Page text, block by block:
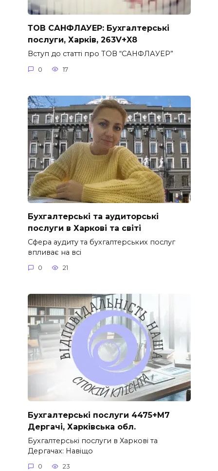
ТОВ САНФЛАУЕР: Бухгалтерські
послуги, Харків, 263V+X8
Вступ до статті про ТОВ “САНФЛАУЕР”
0 17
Бухгалтерські та аудиторські
послуги в Харкові та світі
Сфера аудиту та бухгалтерських послуг
впливає на всі
0 21
Бухгалтерські послуги 4475+M7
Дергачі, Харківська обл.
Бухгалтерські послуги в Харкові та
Дергачах: Навіщо
0 23